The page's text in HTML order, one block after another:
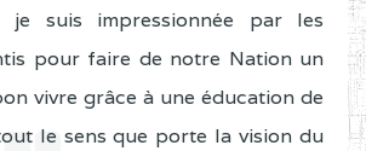
je suis impressionnée par les
pour faire de notre Nation un
vivre grâce à une éducation de
le sens que porte la vision du